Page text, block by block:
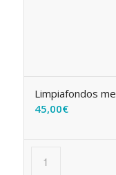
Limpiafondos
45,00€